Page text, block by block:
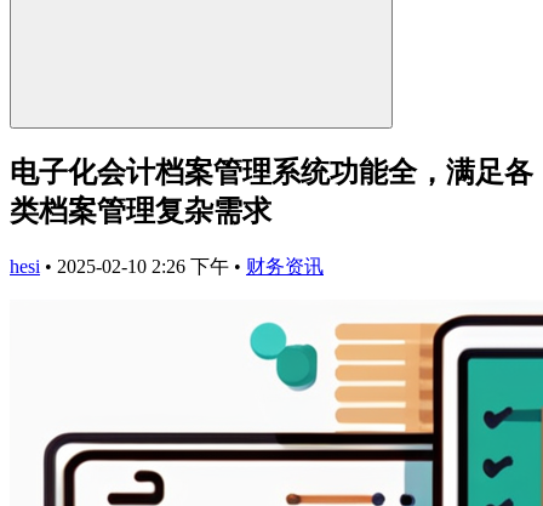
电子化会计档案管理系统功能全，满足各
类档案管理复杂需求
hesi • 2025-02-10 2:26 下午 • 财务资讯